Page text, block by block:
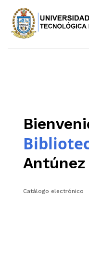
Catálogo electrónico